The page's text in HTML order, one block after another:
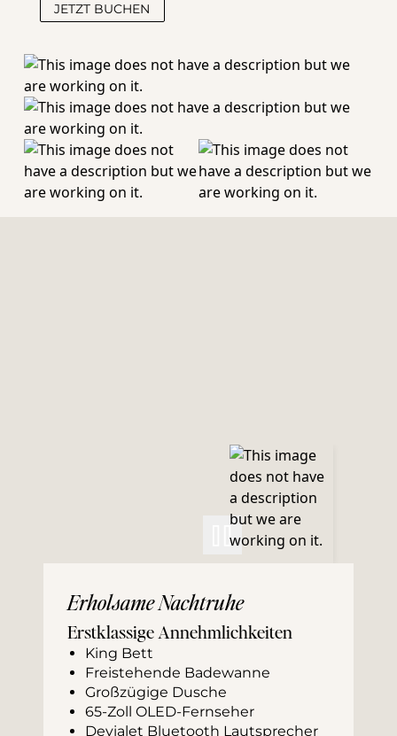
JETZT BUCHEN
Erholsame Nachtruhe
Erstklassige Annehmlichkeiten
King Bett
Freistehende Badewanne
Großzügige Dusche
65-Zoll OLED-Fernseher
Devialet Bluetooth Lautsprecher